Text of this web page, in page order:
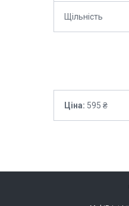
Щільність
Ціна: 595 ₴